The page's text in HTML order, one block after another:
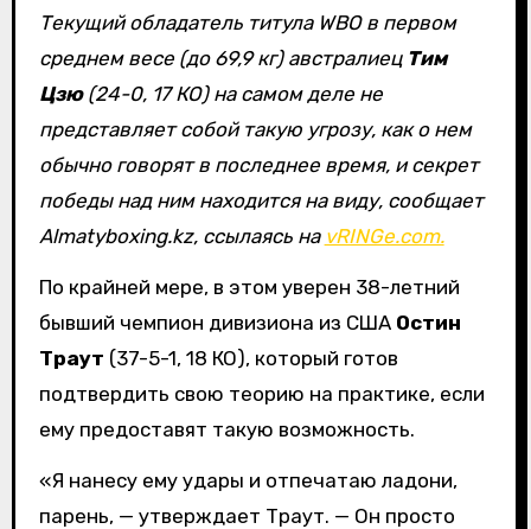
Текущий обладатель титула WBO в первом
среднем весе (до 69,9 кг) австралиец Тим
Цзю(24-0, 17 КО) на самом деле не
представляет собой такую угрозу, как о нем
обычно говорят в последнее время, и секрет
победы над ним находится на виду, сообщает
Almatyboxing.kz, ссылаясь на vRINGe.com.
По крайней мере, в этом уверен 38-летний
бывший чемпион дивизиона из США Остин
Траут (37-5-1, 18 КО), который готов
подтвердить свою теорию на практике, если
ему предоставят такую возможность.
«Я нанесу ему удары и отпечатаю ладони,
парень, — утверждает Траут. — Он просто